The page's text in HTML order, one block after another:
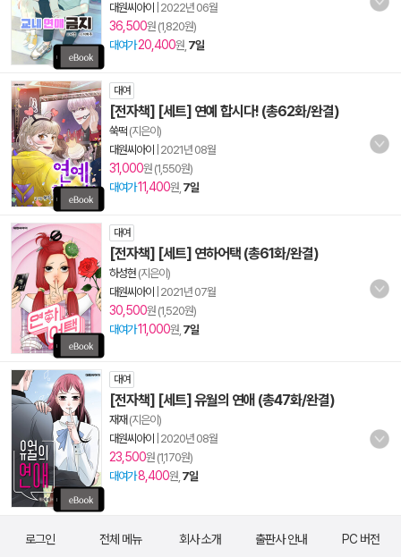
대원씨아이
2022년 06월
36,500원 (1,820원)
대여가 20,400원, 7일
대여
[전자책] [세트] 연예 합시다! (총62화/완결)
쑥떡 (지은이)
대원씨아이
2021년 08월
31,000원 (1,550원)
대여가11,400원, 7일
대여
[전자책] [세트] 연하어택 (총61화/완결)
하성현 (지은이)
대원씨아이
2021년 07월
30,500원 (1,520원)
대여가11,000원, 7일
대여
[전자책] [세트] 유월의 연애 (총47화/완결)
재재 (지은이)
대원씨아이
2020년 08월
23,500원 (1,170원)
대여가8,400원, 7일
로그인 전체 메뉴 회사 소개 출판사 안내 PC 버전